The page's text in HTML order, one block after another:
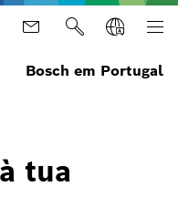
Bosch em Portugal
tua